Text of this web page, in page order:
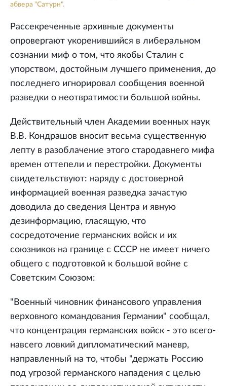
абвера "Сатурн".
Рассекреченные архивные документы
опровергают укоренившийся в либеральном
сознании миф о том, что якобы Сталин с
упорством, достойным лучшего применения, до
последнего игнорировал сообщения военной
разведки о неотвратимости большой войны.
Действительный член Академии военных наук
В.В. Кондрашов вносит весьма существенную
лепту в разоблачение этого стародавнего мифа
времен оттепели и перестройки. Документы
свидетельствуют: наряду с достоверной
информацией военная разведка зачастую
доводила до сведения Центра и явную
дезинформацию, гласящую, что
сосредоточение германских войск и их
союзников на границе с СССР не имеет ничего
общего с подготовкой к большой войне с
Советским Союзом:
"Военный чиновник финансового управления
верховного командования Германии" сообщал,
что концентрация германских войск - это всего-
навсего ловкий дипломатический маневр,
направленный на то, чтобы "держать Россию
под угрозой германского нападения с целью